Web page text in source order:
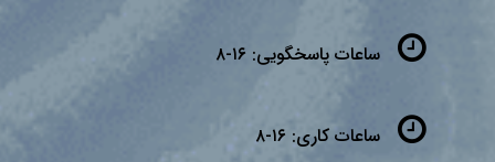
ساعات پاسخگویی: ۱۶-۸
ساعات کاری: ۱۶-۸